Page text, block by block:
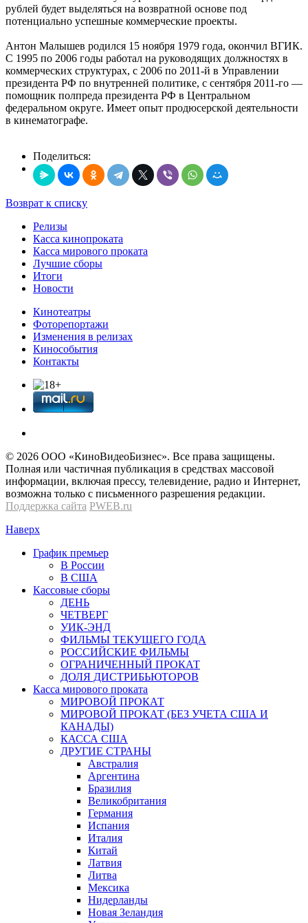
рублей будет выделяться на возвратной основе под
потенциально успешные коммерческие проекты.
Антон Малышев родился 15 ноября 1979 года, окончил ВГИК.
С 1995 по 2006 годы работал на руководящих должностях в
коммерческих структурах, с 2006 по 2011-й в Управлении
президента РФ по внутренней политике, с сентября 2011-го —
помощник полпреда президента РФ в Центральном
федеральном округе. Имеет опыт продюсерской деятельности
в кинематографе.
Поделиться:
Возврат к списку
Релизы
Касса кинопроката
Касса мирового проката
Лучшие сборы
Итоги
Новости
Кинотеатры
Фоторепортажи
Изменения в релизах
Кинособытия
Контакты
© 2026 OOО «КиноВидеоБизнес». Все права защищены.
Полная или частичная публикация в средствах массовой
информации, включая прессу, телевидение, радио и Интернет,
возможна только с письменного разрешения редакции.
Поддержка сайта PWEB.ru
Наверх
График премьер
В России
В США
Кассовые сборы
ДЕНЬ
ЧЕТВЕРГ
УИК-ЭНД
ФИЛЬМЫ ТЕКУЩЕГО ГОДА
РОССИЙСКИЕ ФИЛЬМЫ
ОГРАНИЧЕННЫЙ ПРОКАТ
ДОЛЯ ДИСТРИБЬЮТОРОВ
Касса мирового проката
МИРОВОЙ ПРОКАТ
МИРОВОЙ ПРОКАТ (БЕЗ УЧЕТА США И
КАНАДЫ)
КАССА США
ДРУГИЕ СТРАНЫ
Австралия
Аргентина
Бразилия
Великобритания
Германия
Испания
Италия
Китай
Латвия
Литва
Мексика
Нидерланды
Новая Зеландия